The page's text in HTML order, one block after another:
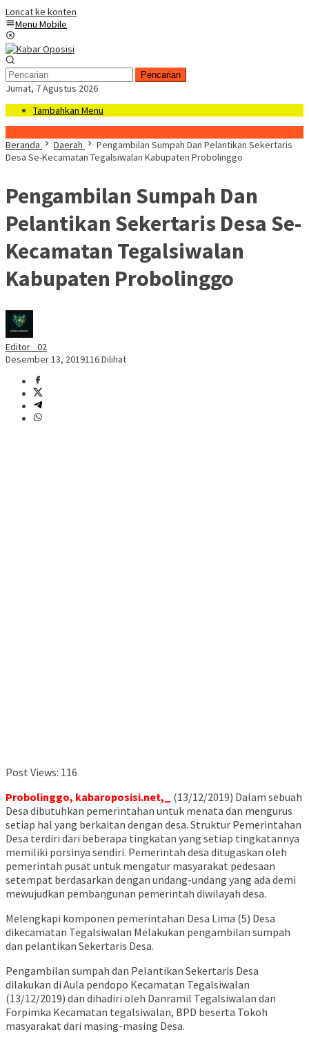
Loncat ke konten
Menu Mobile
Pencarian
Jumat, 7 Agustus 2026
Tambahkan Menu
Beranda
Daerah
Pengambilan Sumpah Dan Pelantikan Sekertaris
Desa Se-Kecamatan Tegalsiwalan Kabupaten Probolinggo
Pengambilan Sumpah Dan
Pelantikan Sekertaris Desa Se-
Kecamatan Tegalsiwalan
Kabupaten Probolinggo
Editor _02
Desember 13, 2019116 Dilihat
Post Views: 116
Probolinggo, kabaroposisi.net,_
(13/12/2019) Dalam sebuah
Desa dibutuhkan pemerintahan untuk menata dan mengurus
setiap hal yang berkaitan dengan desa. Struktur Pemerintahan
Desa terdiri dari beberapa tingkatan yang setiap tingkatannya
memiliki porsinya sendiri. Pemerintah desa ditugaskan oleh
pemerintah pusat untuk mengatur masyarakat pedesaan
setempat berdasarkan dengan undang-undang yang ada demi
mewujudkan pembangunan pemerintah diwilayah desa.
Melengkapi komponen pemerintahan Desa Lima (5) Desa
dikecamatan Tegalsiwalan Melakukan pengambilan sumpah
dan pelantikan Sekertaris Desa.
Pengambilan sumpah dan Pelantikan Sekertaris Desa
dilakukan di Aula pendopo Kecamatan Tegalsiwalan
(13/12/2019) dan dihadiri oleh Danramil Tegalsiwalan dan
Forpimka Kecamatan tegalsiwalan, BPD beserta Tokoh
masyarakat dari masing-masing Desa.